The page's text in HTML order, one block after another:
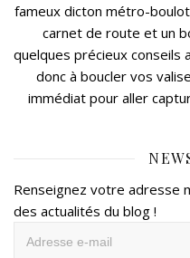
fameux dicton métro-
carnet de route et un
quelques précieux conseils
donc à boucler vos
immédiat pour aller
Renseignez votre adresse
des actualités du blog !